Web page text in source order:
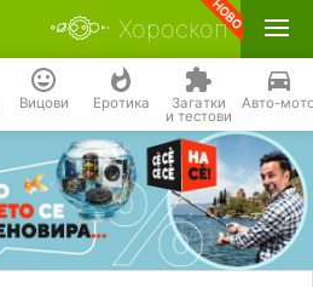
Хороскоп
Вицови Еротика Загатки
и тестови
Авто-